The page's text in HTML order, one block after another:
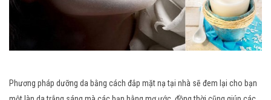
Phương pháp dưỡng da bằng cách đắp mặt nạ tại nhà sẽ đem lại cho bạn